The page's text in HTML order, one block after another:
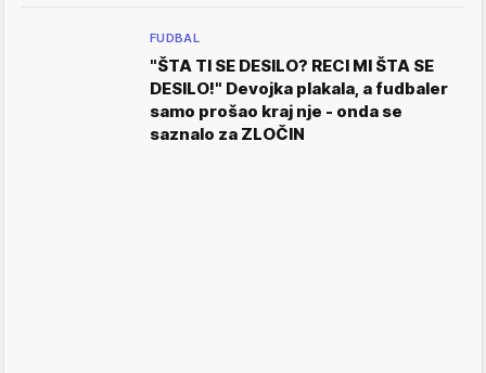
FUDBAL
"ŠTA TI SE DESILO? RECI MI ŠTA SE
DESILO!" Devojka plakala, a fudbaler
samo prošao kraj nje - onda se
saznalo za ZLOČIN